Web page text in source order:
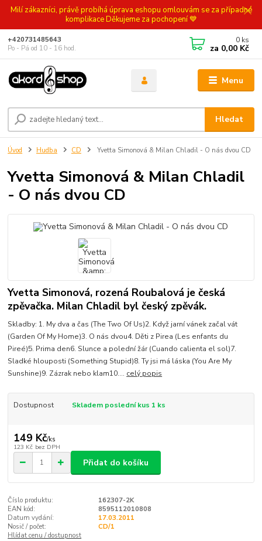
Milí zákazníci, právě probíhá úprava eshopu omlouvám se za případné
komplikace Děkujeme za pochopení 💙
Menu
Hledat
+420731485643
Po - Pá od 10 - 16 hod.
0 ks
za 0,00 Kč
Úvod Hudba CD Yvetta Simonová & Milan Chladil - O nás dvou CD
Yvetta Simonová & Milan Chladil
- O nás dvou CD
Yvetta Simonová, rozená Roubalová je česká
zpěvačka. Milan Chladil byl český zpěvák.
Skladby: 1. My dva a čas (The Two Of Us)2. Když jarní vánek začal vát
(Garden Of My Home)3. O nás dvou4. Děti z Pirea (Les enfants du
Pireé)5. Prima den6. Slunce a polední žár (Cuando calienta el sol)7.
Sladké hlouposti (Something Stupid)8. Ty jsi má láska (You Are My
Sunshine)9. Zázrak nebo klam10.... celý popis
Dostupnost Skladem poslední kus 1 ks
149 Kč/ks
123 Kč bez DPH
Přidat do košíku
Číslo produktu:
162307-2K
EAN kód:
8595112010808
Datum vydání:
17.03.2011
Nosič / počet:
CD/1
Hlídat cenu / dostupnost